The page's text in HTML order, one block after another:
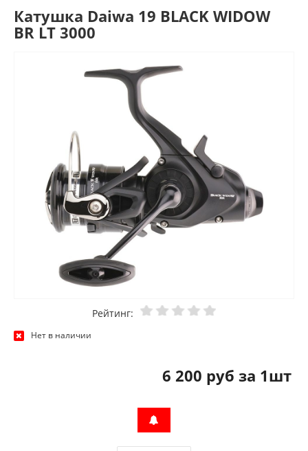
Катушка Daiwa 19 BLACK WIDOW
BR LT 3000
Рейтинг:
Нет в наличии
6 200 руб за 1шт